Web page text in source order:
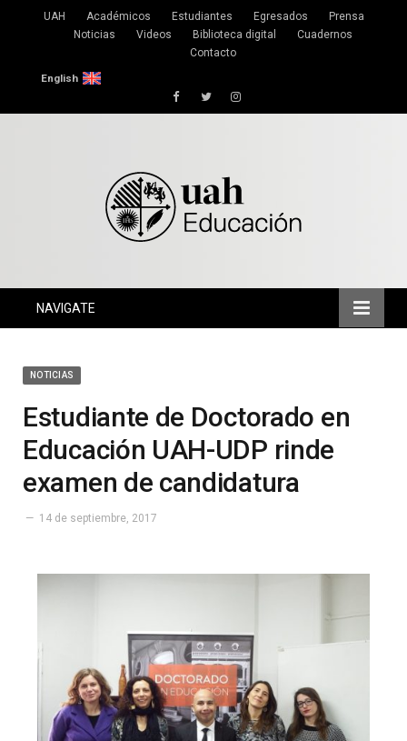
UAH Académicos Estudiantes Egresados
Prensa
Noticias
Videos Biblioteca digital
Cuadernos
Contacto
English
FacebookTwitterInstagram
NAVIGATE
NOTICIAS
Estudiante de Doctorado en
Educación UAH-UDP rinde
examen de candidatura
14 de septiembre, 2017